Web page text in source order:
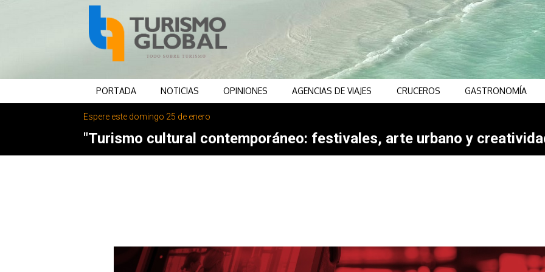
PORTADA NOTICIAS OPINIONES AGENCIAS DE VIAJES CRUCEROS GASTRONOMÍA
Espere este domingo 25 de enero
"Turismo cultural contemporáneo: festivales, arte urbano y